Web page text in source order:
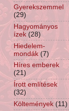
Gyerekszemmel
(29)
Hagyományos
ízek (28)
Hiedelem-
mondák (7)
Híres emberek
(21)
Írott említések
(32)
Költemények (11)